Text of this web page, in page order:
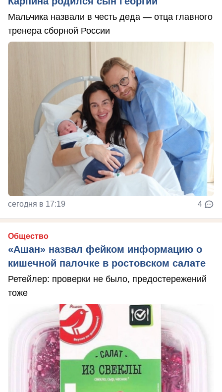
Мальчика назвали в честь деда — отца главного
тренера сборной России
сегодня в 17:19 4
Общество
«Ашан» назвал фейком информацию о
кишечной палочке в ростовском салате
Ретейлер: проверки не было, предостережений
тоже